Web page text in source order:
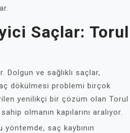
Saçlar: Torul
ve sağlıklı saçlar,
dökülmesi problemi birçok
yenilikçi bir çözüm olan Torul
olmanın kapılarını aralıyor.
saç kaybının